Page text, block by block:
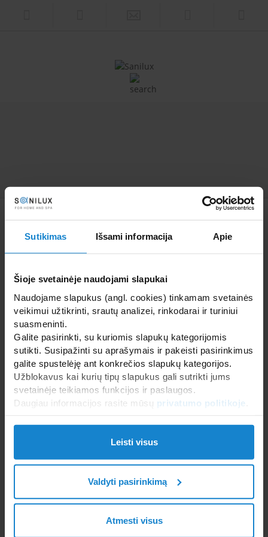
Sutikimas Išsami informacija Apie
Šioje svetainėje naudojami slapukai
Naudojame slapukus (angl. cookies) tinkamam svetainės
veikimui užtikrinti, srautų analizei, rinkodarai ir turiniui
suasmeninti.
Galite pasirinkti, su kuriomis slapukų kategorijomis
sutikti. Susipažinti su aprašymais ir pakeisti pasirinkimus
galite spustelėję ant konkrečios slapukų kategorijos.
Užblokavus kai kurių tipų slapukus gali sutrikti jums
svetainėje teikiamos funkcijos ir paslaugos.
Daugiau informacijos rasite mūsų privatumo politikoje
Leisti visus
Valdyti pasirinkimą
Atmesti visus
EKO – NATŪRALŪS BIO BASEINAI IR TVENKINIAI
BASEINAI IR SUKŪRINĖS VONIOS
WELLNESS IR SPA ĮRANGA
SANTECHNIKA, VONIOS ĮRANGA, BALDAI PLYTELĖS
Dušo kabinos, durys ir priedai
Gaminiai iš keramikos ir porceliano
Maišytuvai ir dušo komplektai
Mozaika, marmuras, plytelės
Rankšluosčių džiovintuvai ir radiatoriai
Vonios ir dušo padėklai
Vonios kambario aksesuarai